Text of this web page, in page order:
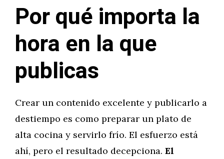
Por qué importa la
hora en la que
publicas
Crear un contenido excelente y publicarlo a
destiempo es como preparar un plato de
alta cocina y servirlo frío. El esfuerzo está
ahí, pero el resultado decepciona. El